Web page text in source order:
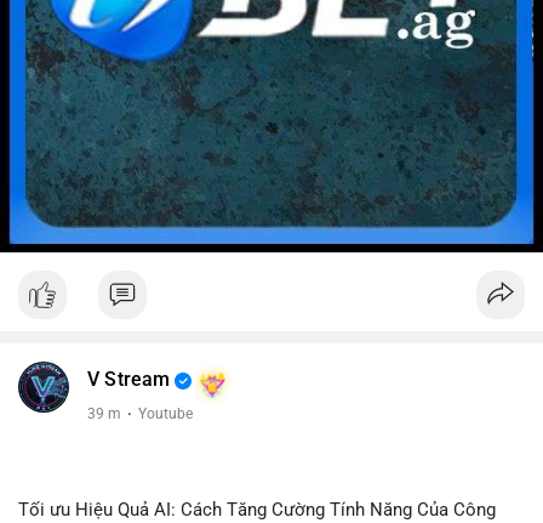
V Stream
39 m · Youtube
Tối ưu Hiệu Quả AI: Cách Tăng Cường Tính Năng Của Công